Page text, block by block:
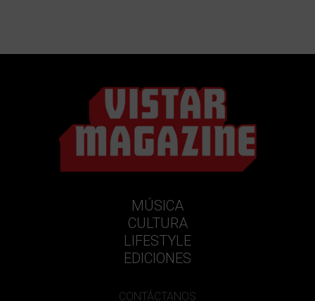
MÚSICA
CULTURA
LIFESTYLE
EDICIONES
CONTÁCTANOS